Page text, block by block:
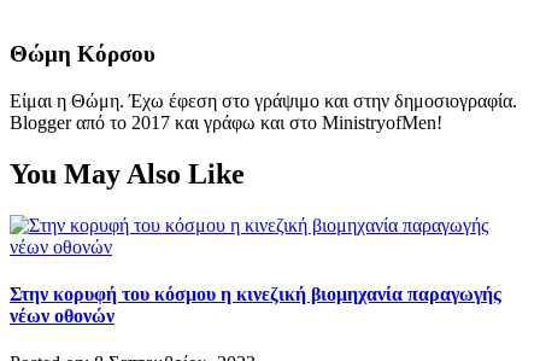
Θώμη Κόρσου
Είμαι η Θώμη. Έχω έφεση στο γράψιμο και στην δημοσιογραφία.
Blogger από το 2017 και γράφω και στο MinistryofMen!
You May Also Like
Στην κορυφή του κόσμου η κινεζική βιομηχανία παραγωγής
νέων οθονών